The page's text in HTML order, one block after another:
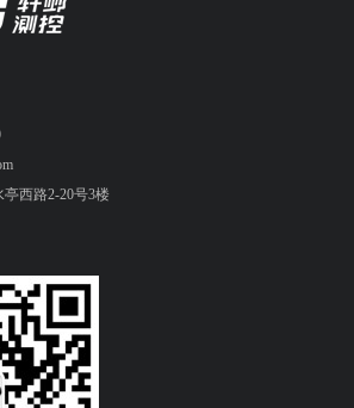
西路2-20号3楼